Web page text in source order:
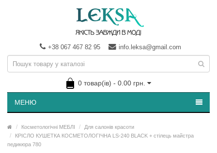
+38 067 467 82 95 info.leksa@gmail.com
0 товар(ів) - 0.00 грн.
МЕНЮ
Косметологічні МЕБЛІ
Для салонів красоти
КРІСЛО КУШЕТКА КОСМЕТОЛОГІЧНА LS-240 BLACK + стілець майстра
педикюра 780